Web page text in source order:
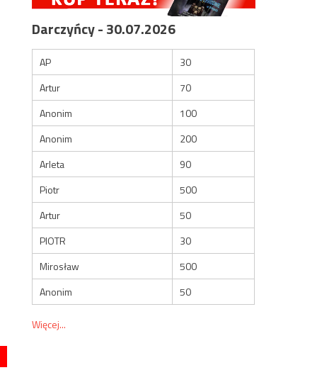
Darczyńcy - 30.07.2026
AP
30
Artur
70
Anonim
100
Anonim
200
Arleta
90
Piotr
500
Artur
50
PIOTR
30
Mirosław
500
Anonim
50
Więcej...